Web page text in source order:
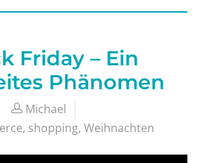
Friday – Ein
Phänomen
Michael
, shopping, Weihnachten